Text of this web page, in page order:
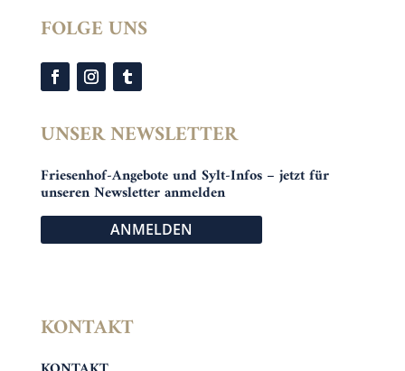
FOLGE UNS
UNSER NEWSLETTER
Friesenhof-Angebote und Sylt-Infos – jetzt für
unseren Newsletter anmelden
ANMELDEN
KONTAKT